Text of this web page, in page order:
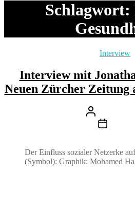
Schlagwort:
Interview
Interview mit
Neuen Zürcher Zeitung
Beitragsautor
Der Einfluss sozialer Netzerke
(Symbol): Graphik: Mohamed